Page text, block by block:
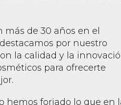
más de 30 años en el
por nuestro
la calidad y la
para ofrecerte
hemos forjado lo que en